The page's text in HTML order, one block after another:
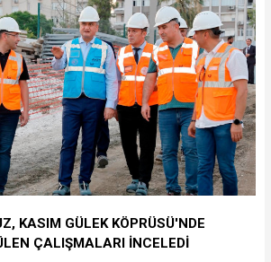
KASIM GÜLEK KÖPRÜSÜ'NDE
ÇALIŞMALARI İNCELEDİ